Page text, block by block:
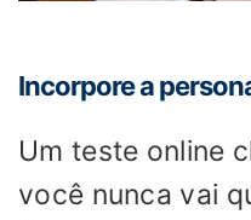
Incorpore a
Um teste online
você nunca vai